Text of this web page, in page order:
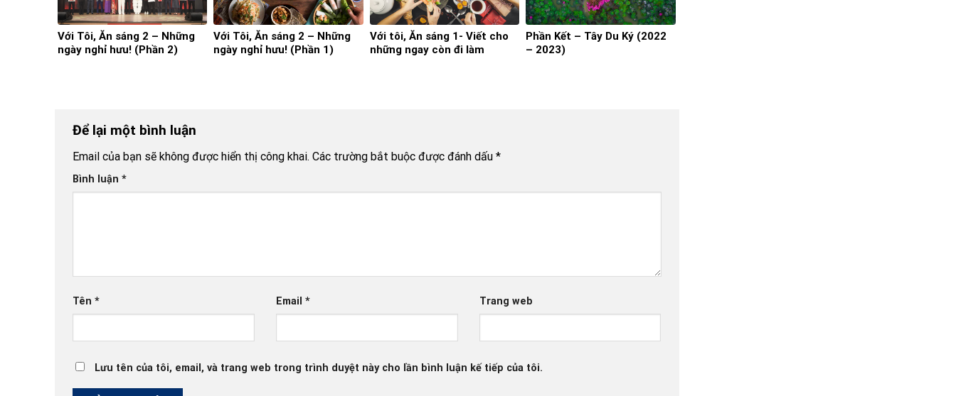
Với Tôi, Ăn sáng 2 – Những
ngày nghỉ hưu! (Phần 2)
Với Tôi, Ăn sáng 2 – Những
ngày nghỉ hưu! (Phần 1)
Với tôi, Ăn sáng 1- Viết cho
những ngay còn đi làm
Phần Kết – Tây Du Ký (2022
– 2023)
Để lại một bình luận
Email của bạn sẽ không được hiển thị công khai. Các trường bắt buộc được đánh dấu *
Bình luận *
Tên * Email * Trang web
Lưu tên của tôi, email, và trang web trong trình duyệt này cho lần bình luận kế tiếp của tôi.